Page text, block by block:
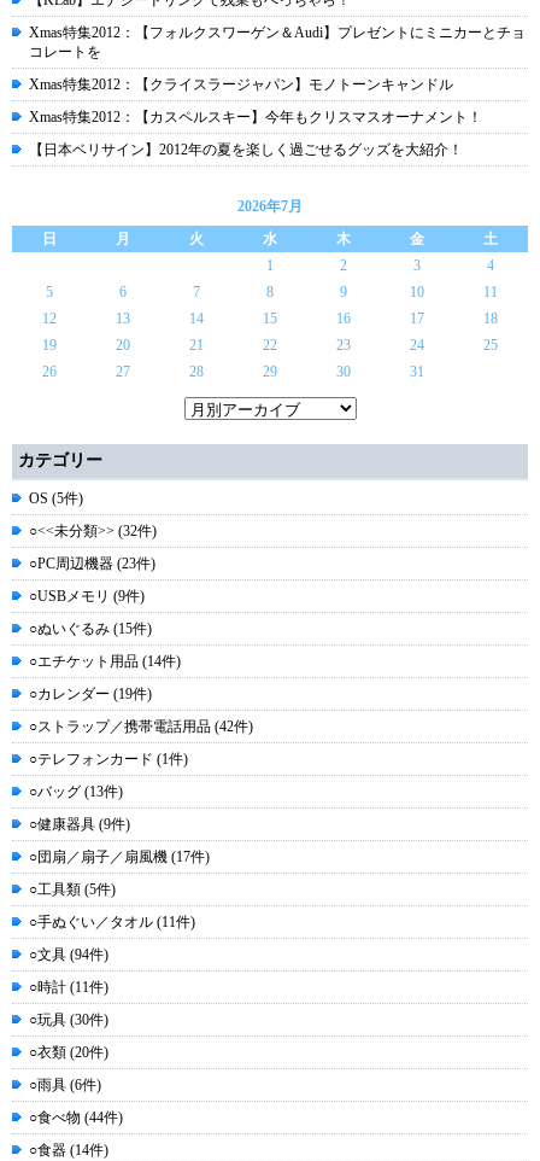
Xmas特集2012：【フォルクスワーゲン＆Audi】プレゼントにミニカーとチョ
コレートを
Xmas特集2012：【クライスラージャパン】モノトーンキャンドル
Xmas特集2012：【カスペルスキー】今年もクリスマスオーナメント！
【日本ベリサイン】2012年の夏を楽しく過ごせるグッズを大紹介！
2026年7月
日
月 火 水 木 金
土
1
2 3
4
5
6 7 8 9 10
11
12
13 14 15 16 17
18
19
20 21 22 23 24
25
26
27 28 29 30 31
カテゴリー
OS (5件)
○<<未分類>> (32件)
○PC周辺機器 (23件)
○USBメモリ (9件)
○ぬいぐるみ (15件)
○エチケット用品 (14件)
○カレンダー (19件)
○ストラップ／携帯電話用品 (42件)
○テレフォンカード (1件)
○バッグ (13件)
○健康器具 (9件)
○団扇／扇子／扇風機 (17件)
○工具類 (5件)
○手ぬぐい／タオル (11件)
○文具 (94件)
○時計 (11件)
○玩具 (30件)
○衣類 (20件)
○雨具 (6件)
○食べ物 (44件)
○食器 (14件)